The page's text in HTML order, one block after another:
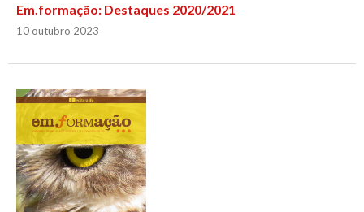
Em.formação: Destaques 2020/2021
10 outubro 2023